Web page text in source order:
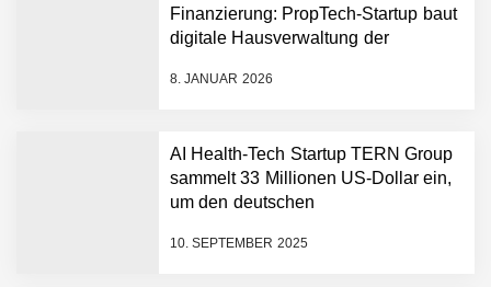
Finanzierung: PropTech-Startup baut
digitale Hausverwaltung der
8. JANUAR 2026
AI Health-Tech Startup TERN Group
sammelt 33 Millionen US-Dollar ein,
um den deutschen
10. SEPTEMBER 2025
vivanta erhält 2,5 Mio.
PropTech-Startup baut